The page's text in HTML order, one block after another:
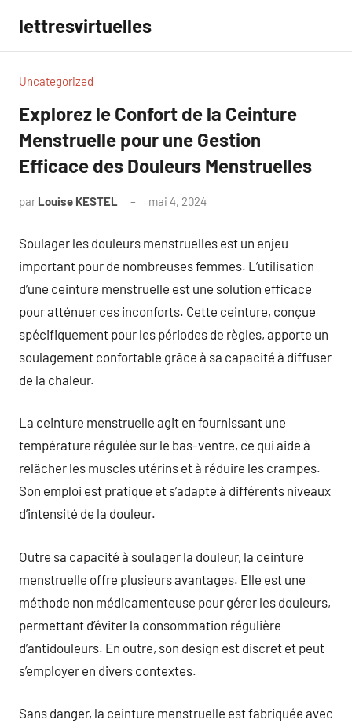
contenu
lettresvirtuelles
Uncategorized
Explorez le Confort de la Ceinture
Menstruelle pour une Gestion
Efficace des Douleurs Menstruelles
par Louise KESTEL mai 4, 2024
Soulager les douleurs menstruelles est un enjeu
important pour de nombreuses femmes. L’utilisation
d’une ceinture menstruelle est une solution efficace
pour atténuer ces inconforts. Cette ceinture, conçue
spécifiquement pour les périodes de règles, apporte un
soulagement confortable grâce à sa capacité à diffuser
de la chaleur.
La ceinture menstruelle agit en fournissant une
température régulée sur le bas-ventre, ce qui aide à
relâcher les muscles utérins et à réduire les crampes.
Son emploi est pratique et s’adapte à différents niveaux
d’intensité de la douleur.
Outre sa capacité à soulager la douleur, la ceinture
menstruelle offre plusieurs avantages. Elle est une
méthode non médicamenteuse pour gérer les douleurs,
permettant d’éviter la consommation régulière
d’antidouleurs. En outre, son design est discret et peut
s’employer en divers contextes.
Sans danger, la ceinture menstruelle est fabriquée avec